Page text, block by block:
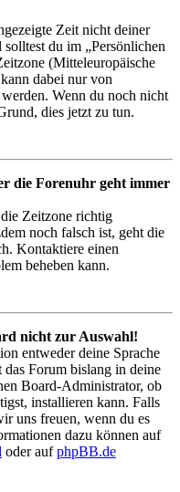
Zeit nicht deiner
du im „Persönlichen
(Mitteleuropäische
dabei nur von
Wenn du noch nicht
dies jetzt zu tun.
die Forenuhr geht immer
Zeitzone richtig
noch falsch ist, geht die
Kontaktiere einen
beheben kann.
nicht zur Auswahl!
entweder deine Sprache
Forum bislang in deine
Board-Administrator, ob
installieren kann. Falls
uns freuen, wenn du es
dazu können auf
oder aufphpBB.de